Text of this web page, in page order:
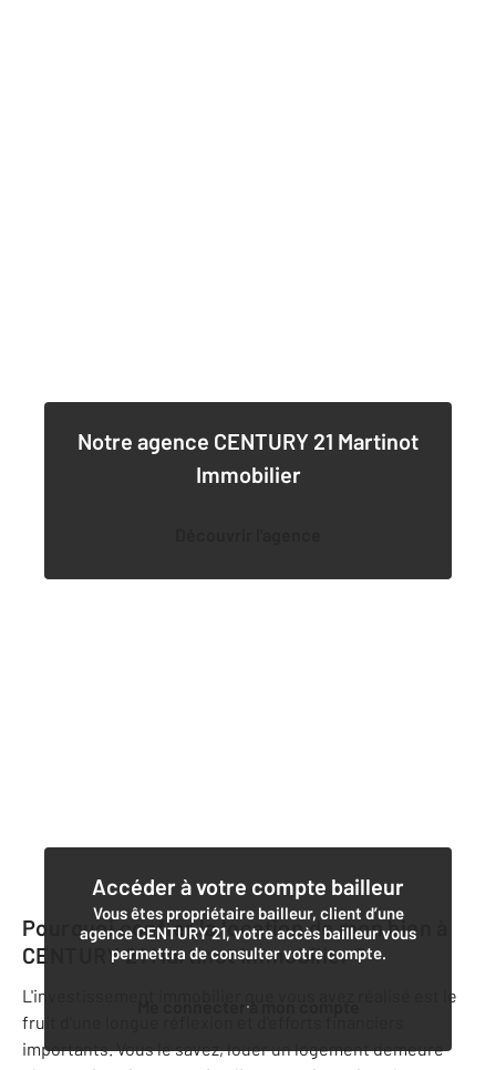
Notre agence CENTURY 21 Martinot
Immobilier
Accéder à votre compte bailleur
Vous êtes propriétaire bailleur, client d’une
agence CENTURY 21, votre accès bailleur vous
permettra de consulter votre compte.
Me connecter à mon compte
Pourquoi confier la location de mon bien à
CENTURY 21 Martinot Immobilier?
L'investissement immobilier que vous avez réalisé est le
fruit d'une longue réflexion et d'efforts financiers
importants. Vous le savez, louer un logement demeure